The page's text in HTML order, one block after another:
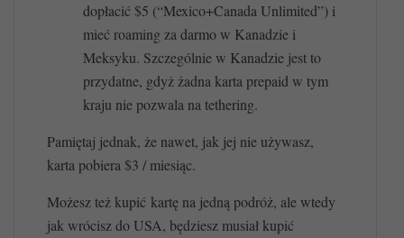
dopłacić $5 (“Mexico+Canada Unlimited”) i
mieć roaming za darmo w Kanadzie i
Meksyku. Szczególnie w Kanadzie jest to
przydatne, gdyż żadna karta prepaid w tym
kraju nie pozwala na tethering.
Pamiętaj jednak, że nawet, jak jej nie używasz,
karta pobiera $3 / miesiąc.
Możesz też kupić kartę na jedną podróż, ale wtedy
jak wrócisz do USA, będziesz musiał kupić